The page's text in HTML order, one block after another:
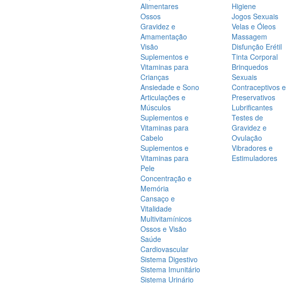
Alimentares
Ossos
Gravidez e
Amamentação
Visão
Suplementos e
Vitaminas para
Crianças
Ansiedade e Sono
Articulações e
Músculos
Suplementos e
Vitaminas para
Cabelo
Suplementos e
Vitaminas para
Pele
Concentração e
Memória
Cansaço e
Vitalidade
Multivitamínicos
Ossos e Visão
Saúde
Cardiovascular
Sistema Digestivo
Sistema Imunitário
Sistema Urinário
Higiene
Jogos Sexuais
Velas e Óleos
Massagem
Disfunção Erétil
Tinta Corporal
Brinquedos
Sexuais
Contraceptivos e
Preservativos
Lubrificantes
Testes de
Gravidez e
Ovulação
Vibradores e
Estimuladores